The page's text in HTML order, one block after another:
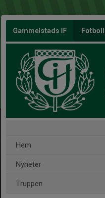
Gammelstads IF Fotboll
Hem
Nyheter
Truppen